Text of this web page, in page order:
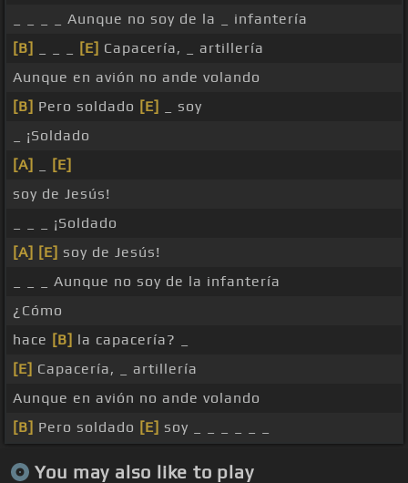
_ _ _ _ Aunque no soy de la _ infantería
[B]
[E] Capacería, _ artillería
Aunque en avión no ande volando
[B] Pero soldado [E]
_ soy
_ ¡Soldado
[A]
[E]
soy de Jesús!
_ _ _ ¡Soldado
[A] [E] soy de Jesús!
_ _ _ Aunque no soy de la infantería
¿Cómo
hace [B] la capacería? _
[E] Capacería, _ artillería
Aunque en avión no ande volando
[B] Pero soldado [E] soy _ _ _ _ _ _
You may also like to play